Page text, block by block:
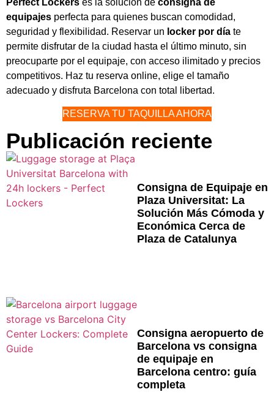
equipajes perfecta para quienes buscan comodidad,
seguridad y flexibilidad. Reservar un locker por día te
permite disfrutar de la ciudad hasta el último minuto, sin
preocuparte por el equipaje, con acceso ilimitado y precios
competitivos. Haz tu reserva online, elige el tamaño
adecuado y disfruta Barcelona con total libertad.
RESERVA TU TAQUILLA AHORA
Publicación reciente
Consigna de Equipaje en
Plaza Universitat: La
Solución Más Cómoda y
Económica Cerca de
Plaza de Catalunya
Consigna aeropuerto de
Barcelona vs consigna
de equipaje en
Barcelona centro: guía
completa